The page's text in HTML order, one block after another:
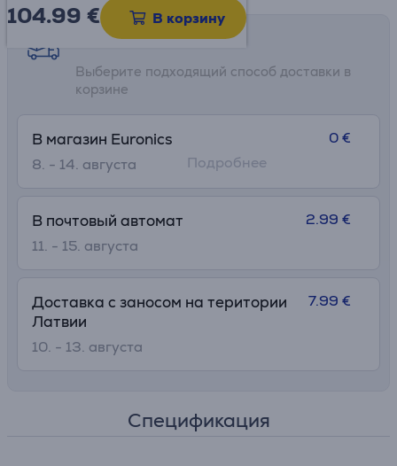
104.99 € В корзину
Возможности доставки
Выберите подходящий способ доставки в
корзине
В магазин Euronics
8. - 14. августа
0 €
Подробнее
В почтовый автомат
11. - 15. августа
2.99 €
Доставка с заносом на територии
Латвии
10. - 13. августа
7.99 €
Спецификация